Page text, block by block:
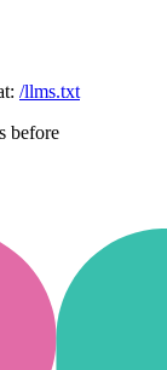
/llms.txt
before